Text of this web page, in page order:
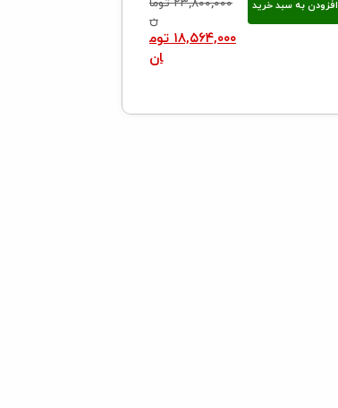
افزودن به سبد خرید ۲۳,۸۰۰,۰۰۰ توما
ن
۱۸,۵۶۴,۰۰۰ توم
ان